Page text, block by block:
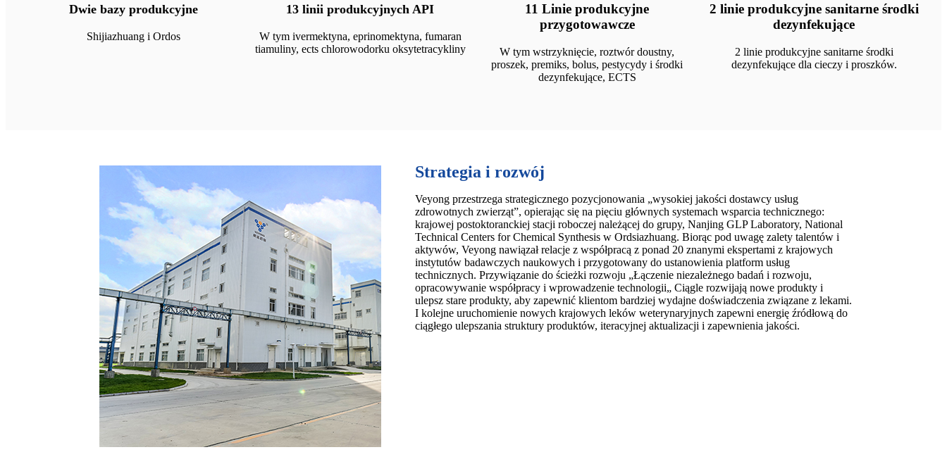
Dwie bazy produkcyjne
Shijiazhuang i Ordos
13 linii produkcyjnych API
W tym ivermektyna, eprinomektyna, fumaran
tiamuliny, ects chlorowodorku oksytetracykliny
11 Linie produkcyjne
przygotowawcze
W tym wstrzyknięcie, roztwór doustny,
proszek, premiks, bolus, pestycydy i środki
dezynfekujące, ECTS
2 linie produkcyjne sanitarne środki
dezynfekujące
2 linie produkcyjne sanitarne środki
dezynfekujące dla cieczy i proszków.
Strategia i rozwój
Veyong przestrzega strategicznego pozycjonowania „wysokiej jakości dostawcy usług
zdrowotnych zwierząt”, opierając się na pięciu głównych systemach wsparcia technicznego:
krajowej postoktoranckiej stacji roboczej należącej do grupy, Nanjing GLP Laboratory, National
Technical Centers for Chemical Synthesis w Ordsiazhuang. Biorąc pod uwagę zalety talentów i
aktywów, Veyong nawiązał relacje z współpracą z ponad 20 znanymi ekspertami z krajowych
instytutów badawczych naukowych i przygotowany do ustanowienia platform usług
technicznych. Przywiązanie do ścieżki rozwoju „Łączenie niezależnego badań i rozwoju,
opracowywanie współpracy i wprowadzenie technologii„ Ciągle rozwijają nowe produkty i
ulepsz stare produkty, aby zapewnić klientom bardziej wydajne doświadczenia związane z lekami.
I kolejne uruchomienie nowych krajowych leków weterynaryjnych zapewni energię źródłową do
ciągłego ulepszania struktury produktów, iteracyjnej aktualizacji i zapewnienia jakości.